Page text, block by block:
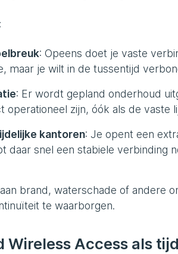
: Opeens doet je vaste
maar je wilt in de tussentijd
: Er wordt gepland onderhoud
operationeel zijn, óók als de vaste
kantoren: Je opent een
daar snel een stabiele verbinding
brand, waterschade of andere
te waarborgen.
Wireless Access als